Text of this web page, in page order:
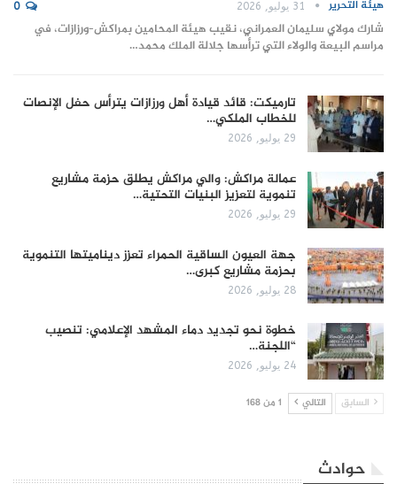
هيئة التحرير 31 يوليو, 2026 0
شارك مولاي سليمان العمراني، نقيب هيئة المحامين بمراكش–ورزازات، في
مراسم البيعة والولاء التي ترأسها جلالة الملك محمد…
تارميكت: قائد قيادة أهل ورزازات يترأس حفل الإنصات
للخطاب الملكي…
29 يوليو, 2026
عمالة مراكش: والي مراكش يطلق حزمة مشاريع
تنموية لتعزيز البنيات التحتية…
29 يوليو, 2026
جهة العيون الساقية الحمراء تعزز ديناميتها التنموية
بحزمة مشاريع كبرى…
28 يوليو, 2026
​خطوة نحو تجديد دماء المشهد الإعلامي: تنصيب
“اللجنة…
24 يوليو, 2026
السابق التالي 1 من 168
حوادث